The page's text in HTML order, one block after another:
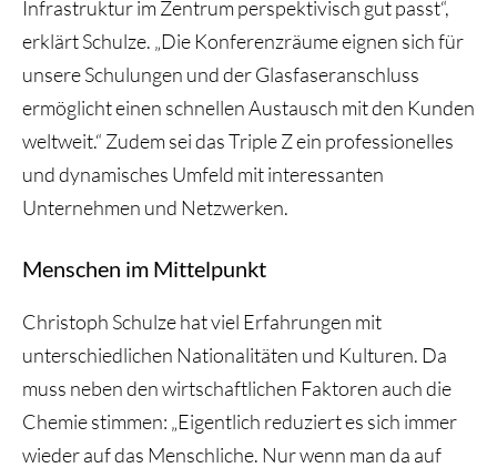
Infrastruktur im Zentrum perspektivisch gut passt“,
erklärt Schulze. „Die Konferenzräume eignen sich für
unsere Schulungen und der Glasfaseranschluss
ermöglicht einen schnellen Austausch mit den Kunden
weltweit.“ Zudem sei das Triple Z ein professionelles
und dynamisches Umfeld mit interessanten
Unternehmen und Netzwerken.
Menschen im Mittelpunkt
Christoph Schulze hat viel Erfahrungen mit
unterschiedlichen Nationalitäten und Kulturen. Da
muss neben den wirtschaftlichen Faktoren auch die
Chemie stimmen: „Eigentlich reduziert es sich immer
wieder auf das Menschliche. Nur wenn man da auf